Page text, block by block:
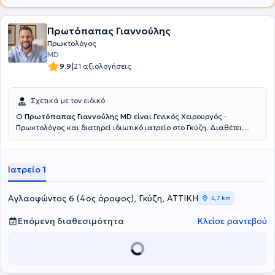
Εταιρείας Λαπαροενδοσκοπικής Χειρουργικής & άλλων
επεμβατικών τεχνικών, καθώς και της European Association for
Endoscopic Surgery.
Πρωτόπαπας Γιαννούλης
Πρωκτολόγος
MD
9.9|21 αξιολογήσεις
Σχετικά με τον ειδικό
Ο Πρωτόπαπας Γιαννούλης MD είναι Γενικός Χειρουργός -
Πρωκτολόγος και διατηρεί ιδιωτικό ιατρείο στο Γκύζη. Διαθέτει
Καποδιστριακού Πανεπιστημίου Αθηνών και ειδικεύτηκε στη Γενική
Μετεκπαιδεύτηκε στην Επείγουσα Προνοσοκομειακή Ιατρική και
κατέχει πιστοποίηση ATLS και Definitive Surgical Trauma Care
Course. Είναι συνεργάτης της Αθηναϊκής Κλινικής και του Doctor's
Hospital. Τέλος, είναι μέλος της Ελληνικής Εταιρείας Επούλωσης
Τραύματος και Ελκών και συμμετέχει σε πλήθος συνεδρίων στην
Ελλάδα και το εξωτερικό, στα πλαίσια της συνεχούς κατάρτισης,
Ιατρείο 1
Αγλαοφώντος 6 (4ος όροφος), Γκύζη, ΑΤΤΙΚΗ 4,7 km
Επόμενη διαθεσιμότητα Κλείσε ραντεβού